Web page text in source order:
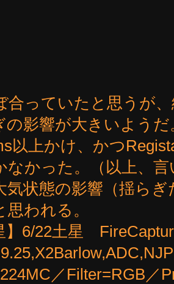
合っていたと思うが
の影響が大きいよう
以上かけ、かつ
なかった。（以上、
気状態の影響（揺ら
われる。
】6/22土星
／Filter=RGB／